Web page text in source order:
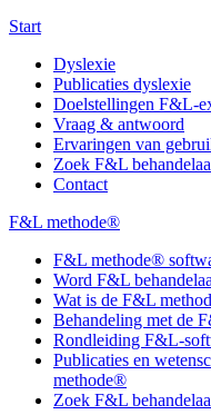
Start
Dyslexie
Publicaties dyslexie
Doelstellingen F&L-
Vraag & antwoord
Ervaringen van
Zoek F&L
Contact
F&L methode®
F&L methode®
Word F&L
Wat is de F&L
Behandeling met de
Rondleiding F&L-
Publicaties en
methode®
Zoek F&L